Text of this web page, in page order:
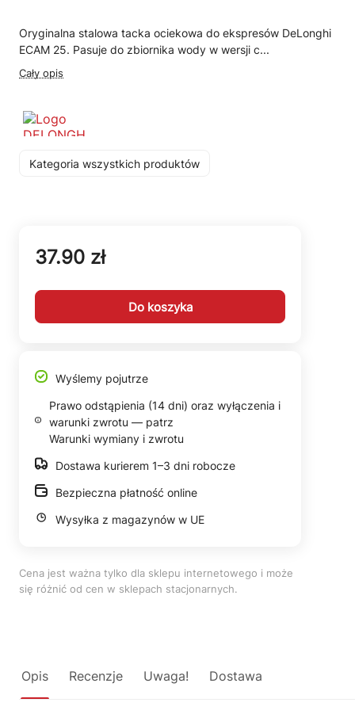
Oryginalna stalowa tacka ociekowa do ekspresów DeLonghi
ECAM 25. Pasuje do zbiornika wody w wersji c...
Cały opis
Kategoria wszystkich produktów
37.90 zł
Do koszyka
Wyślemy pojutrze
Prawo odstąpienia (14 dni) oraz wyłączenia i
warunki zwrotu — patrz
Warunki wymiany i zwrotu
Dostawa kurierem 1–3 dni robocze
Bezpieczna płatność online
Wysyłka z magazynów w UE
Cena jest ważna tylko dla sklepu internetowego i może
się różnić od cen w sklepach stacjonarnych.
Opis Recenzje Uwaga! Dostawa